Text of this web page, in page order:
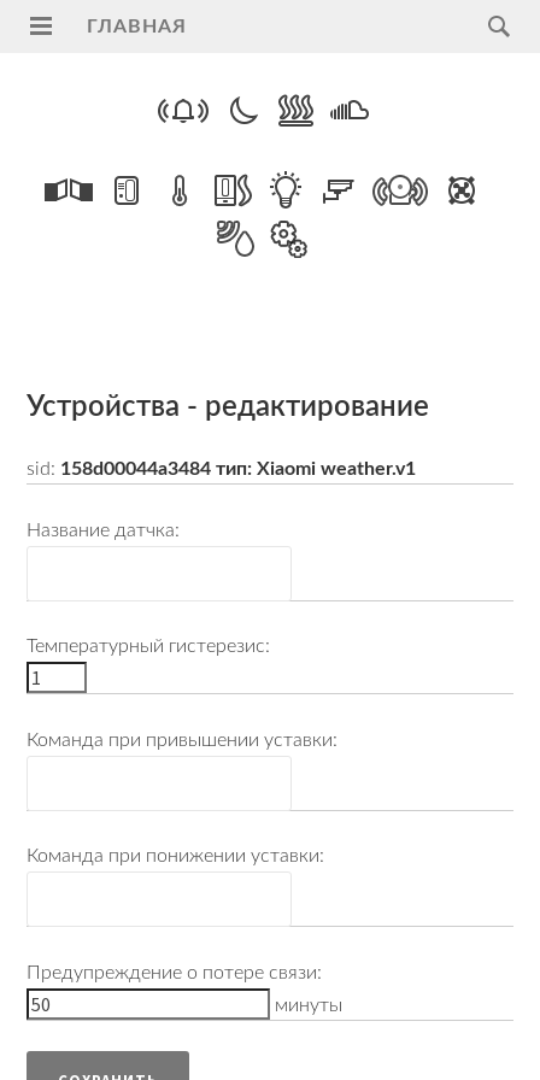
Поддержка
Видеонаблюдение
"Регион"
RTU
Умный
Дом
Контакты
ГЛАВНАЯ
Устройства - редактирование
sid: 158d00044a3484 тип: Xiaomi weather.v1
Название датчка:
Температурный гистерезис:
Команда при привышении уставки:
Команда при понижении уставки:
Предупреждение о потере связи:
минуты